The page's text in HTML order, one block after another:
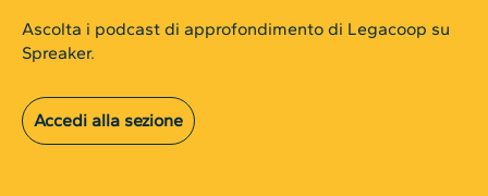
Ascolta i podcast di approfondimento di Legacoop su
Spreaker.
Accedi alla sezione